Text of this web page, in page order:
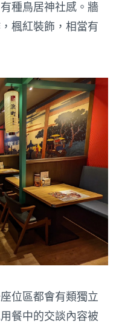
種鳥居神社感。牆
楓紅裝飾，相當有
位區都會有類獨立
餐中的交談內容被